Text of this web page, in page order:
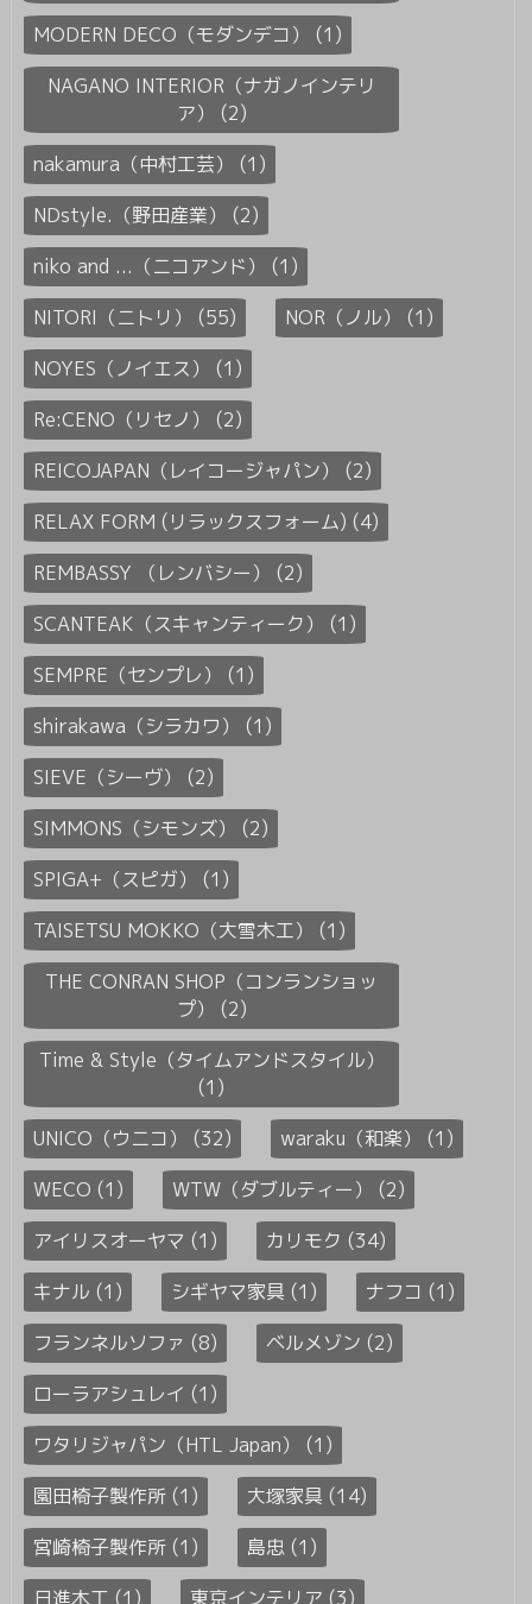
MODERN DECO（モダンデコ） (1)
NAGANO INTERIOR（ナガノインテリ
ア） (2)
nakamura（中村工芸） (1)
NDstyle.（野田産業） (2)
niko and ...（ニコアンド） (1)
NITORI（ニトリ） (55)
NOR（ノル） (1)
NOYES（ノイエス） (1)
Re:CENO（リセノ） (2)
REICOJAPAN（レイコージャパン） (2)
RELAX FORM (リラックスフォーム) (4)
REMBASSY （レンバシー） (2)
SCANTEAK（スキャンティーク） (1)
SEMPRE（センプレ） (1)
shirakawa（シラカワ） (1)
SIEVE（シーヴ） (2)
SIMMONS（シモンズ） (2)
SPIGA+（スピガ） (1)
TAISETSU MOKKO（大雪木工） (1)
THE CONRAN SHOP（コンランショッ
プ） (2)
Time & Style（タイムアンドスタイル）
(1)
UNICO（ウニコ） (32)
waraku（和楽） (1)
WECO (1)
WTW（ダブルティー） (2)
アイリスオーヤマ (1)
カリモク (34)
キナル (1)
シギヤマ家具 (1)
ナフコ (1)
フランネルソファ (8)
ベルメゾン (2)
ローラアシュレイ (1)
ワタリジャパン（HTL Japan） (1)
園田椅子製作所 (1)
大塚家具 (14)
宮崎椅子製作所 (1)
島忠 (1)
日進木工 (1)
東京インテリア (3)